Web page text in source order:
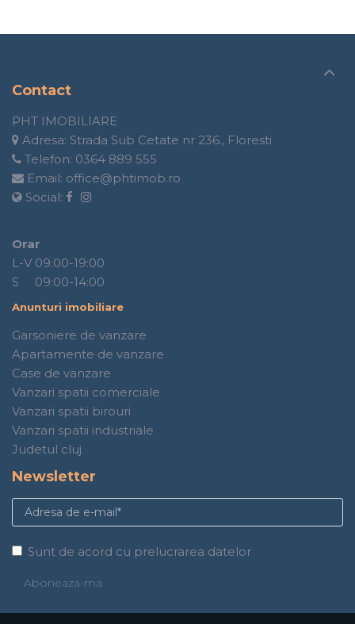
Contact
PHT IMOBILIARE
Adresa: Strada Sub Cetate nr 236., Floresti
Telefon: 0364 889 555
Email: office@phtimob.ro
Social:
Orar
L-V 09:00-19:00
S 09:00-14:00
Anunturi imobiliare
Garsoniere de vanzare
Apartamente de vanzare
Case de vanzare
Vanzari spatii comerciale
Vanzari spatii birouri
Vanzari spatii industriale
Judetul cluj
Newsletter
Sunt de acord cu prelucrarea datelor